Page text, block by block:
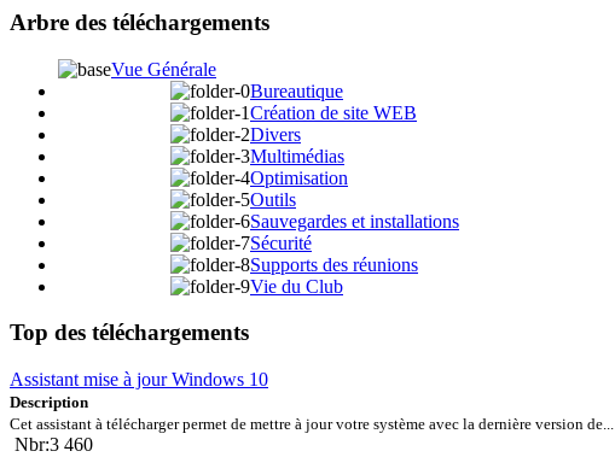
Arbre des téléchargements
Vue Générale
Bureautique
Création de site WEB
Divers
Multimédias
Optimisation
Outils
Sauvegardes et installations
Sécurité
Supports des réunions
Vie du Club
Top des téléchargements
Assistant mise à jour Windows 10
Description
Cet assistant à télécharger permet de mettre à jour votre système avec la dernière version de...
Nbr:3 460